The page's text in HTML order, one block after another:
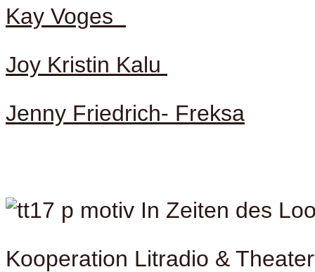
Kay Voges
Joy Kristin Kalu
Jenny Friedrich- Freksa
Kooperation Litradio &